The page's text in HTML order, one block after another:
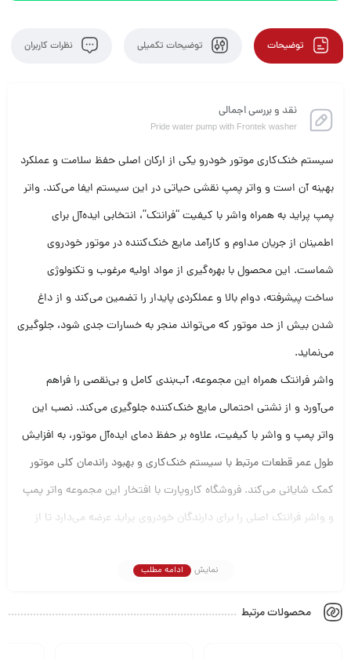
توضیحات توضیحات تکمیلی نظرات کاربران
نقد و بررسی اجمالی
Pride water pump with Frontek washer
سیستم خنک‌کاری موتور خودرو یکی از ارکان اصلی حفظ سلامت و عملکرد
بهینه آن است و واتر پمپ نقشی حیاتی در این سیستم ایفا می‌کند. واتر
پمپ پراید به همراه واشر با کیفیت “فرانتک”، انتخابی ایده‌آل برای
اطمینان از جریان مداوم و کارآمد مایع خنک‌کننده در موتور خودروی
شماست. این محصول با بهره‌گیری از مواد اولیه مرغوب و تکنولوژی
ساخت پیشرفته، دوام بالا و عملکردی پایدار را تضمین می‌کند و از داغ
شدن بیش از حد موتور که می‌تواند منجر به خسارات جدی شود، جلوگیری
می‌نماید.
واشر فرانتک همراه این مجموعه، آب‌بندی کامل و بی‌نقصی را فراهم
می‌آورد و از نشتی احتمالی مایع خنک‌کننده جلوگیری می‌کند. نصب این
واتر پمپ و واشر با کیفیت، علاوه بر حفظ دمای ایده‌آل موتور، به افزایش
طول عمر قطعات مرتبط با سیستم خنک‌کاری و بهبود راندمان کلی موتور
کمک شایانی می‌کند. فروشگاه کاروپارت با افتخار این مجموعه واتر پمپ
و واشر فرانتک اصلی را برای دارندگان خودروی پراید عرضه می‌دارد تا از
نمایش ادامه مطلب
محصولات مرتبط